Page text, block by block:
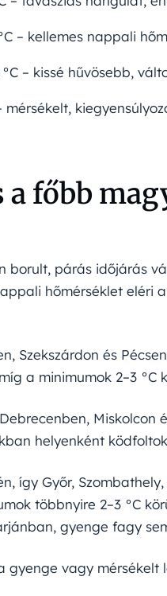
– kellemes nappali
– kissé hűvösebb,
mérsékelt,
főbb
borult, párás időjárás
hőmérséklet eléri
Szekszárdon és
a minimumok 2–3 °C
helyenként
így Győr,
többnyire 2–3 °C
gyenge fagy
gyenge vagy